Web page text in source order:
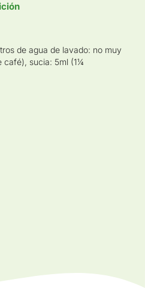
de agua de lavado: no muy
café), sucia: 5ml (1¼